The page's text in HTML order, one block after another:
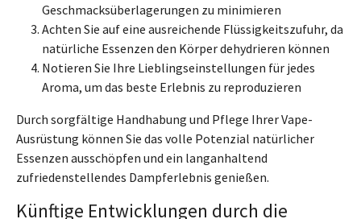
Geschmacksüberlagerungen zu minimieren
Achten Sie auf eine ausreichende Flüssigkeitszufuhr, da
natürliche Essenzen den Körper dehydrieren können
Notieren Sie Ihre Lieblingseinstellungen für jedes
Aroma, um das beste Erlebnis zu reproduzieren
Durch sorgfältige Handhabung und Pflege Ihrer Vape-
Ausrüstung können Sie das volle Potenzial natürlicher
Essenzen ausschöpfen und ein langanhaltend
zufriedenstellendes Dampferlebnis genießen.
Künftige Entwicklungen durch die